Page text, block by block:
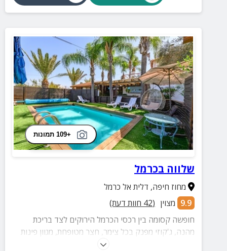
+109 תמונות
שלווה בכרמל
מחוז חיפה, דלית אל כרמל
9.9 מצוין (
42 חוות דעת)
חופשה קסומה בין רכסי הכרמל הירוקים לצד בריכת
מהנה, ג'קוזי מפנק בכל צימר, חצר מטופחת, מגוון פינות
ישיבה, עמדת ברביקיו וארוחות משובחות מהמטבח הדרוזי